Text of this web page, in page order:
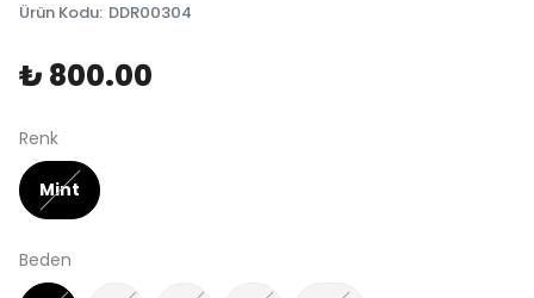
Ürün Kodu: DDR00304
₺ 800.00
Renk
Mint
Beden